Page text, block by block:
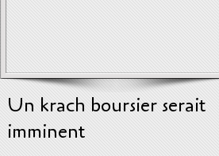
Un krach boursier serait
imminent